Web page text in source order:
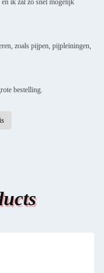
en ik zal zo snel mogelijk
zoals pijpen, pijpleiningen,
bestelling.